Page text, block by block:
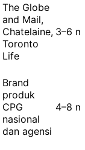
The Globe
and Mail,
Chatelaine,
Toronto
Life
3–6
Brand
produk
CPG
nasional
dan agensi
4–8